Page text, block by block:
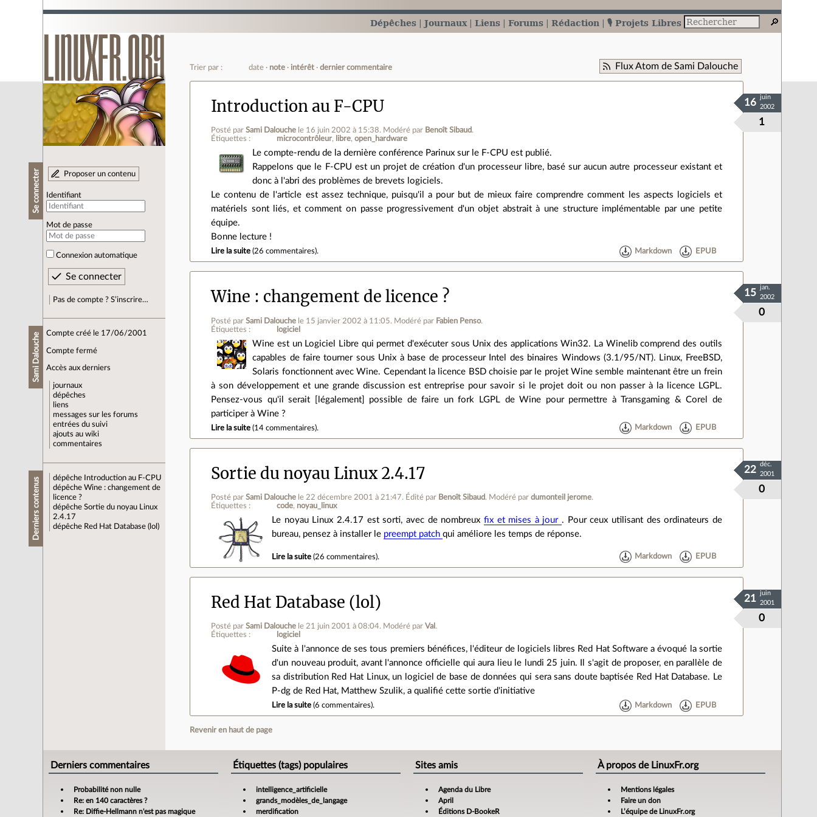
Dépêches Journaux Liens Forums Rédaction 🎙️ Projets Libres
Se connecter Proposer un contenu
Identifiant
Mot de passe
Connexion automatique
Pas de compte ? S’inscrire…
Sami Dalouche Compte créé le 17/06/2001
Compte fermé
Accès aux derniers
journaux
dépêches
liens
messages sur les forums
entrées du suivi
ajouts au wiki
commentaires
Derniers contenus dépêche
Introduction au F-CPU
dépêche Wine : changement de
licence ?
dépêche Sortie du noyau Linux
2.4.17
dépêche Red Hat Database (lol)
Flux Atom de Sami Dalouche
Trier par : date note intérêt dernier commentaire
Introduction au F-CPU
Posté parSami Dalouche le 16 juin 2002 à 15:38. Modéré par Benoît Sibaud.
Étiquettes :
microcontrôleur libre open_hardware
1
16
juin
2002
Le compte-rendu de la dernière conférence Parinux sur le F-CPU est publié.
Rappelons que le F-CPU est un projet de création d'un processeur libre, basé sur aucun autre processeur existant et
donc à l'abri des problèmes de brevets logiciels.
Le contenu de l'article est assez technique, puisqu'il a pour but de mieux faire comprendre comment les aspects logiciels et
matériels sont liés, et comment on passe progressivement d'un objet abstrait à une structure implémentable par une petite
équipe.
Bonne lecture !
Lire la suite (26 commentaires). Markdown EPUB
Wine : changement de licence ?
Posté parSami Dalouche le 15 janvier 2002 à 11:05. Modéré par Fabien Penso.
Étiquettes :
logiciel
0
15
jan.
2002
Wine est un Logiciel Libre qui permet d'exécuter sous Unix des applications Win32. La Winelib comprend des outils
capables de faire tourner sous Unix à base de processeur Intel des binaires Windows (3.1/95/NT). Linux, FreeBSD,
Solaris fonctionnent avec Wine. Cependant la licence BSD choisie par le projet Wine semble maintenant être un frein
à son développement et une grande discussion est entreprise pour savoir si le projet doit ou non passer à la licence LGPL.
Pensez-vous qu'il serait [légalement] possible de faire un fork LGPL de Wine pour permettre à Transgaming & Corel de
participer à Wine ?
Lire la suite (14 commentaires). Markdown EPUB
Sortie du noyau Linux 2.4.17
Posté parSami Dalouche le 22 décembre 2001 à 21:47. Édité par Benoît Sibaud. Modéré pardumonteil jerome.
Étiquettes :
code noyau_linux
0
22
déc.
2001
Le noyau Linux 2.4.17 est sorti, avec de nombreux fix et mises à jour . Pour ceux utilisant des ordinateurs de
bureau, pensez à installer le preempt patchqui améliore les temps de réponse.
Lire la suite (26 commentaires). Markdown EPUB
Red Hat Database (lol)
Posté parSami Dalouche le 21 juin 2001 à 08:04. Modéré parVal .
Étiquettes :
logiciel
0
21
juin
2001
Suite à l'annonce de ses tous premiers bénéfices, l'éditeur de logiciels libres Red Hat Software a évoqué la sortie
d'un nouveau produit, avant l'annonce officielle qui aura lieu le lundi 25 juin. Il s'agit de proposer, en parallèle de
sa distribution Red Hat Linux, un logiciel de base de données qui sera sans doute baptisée Red Hat Database. Le
P-dg de Red Hat, Matthew Szulik, a qualifié cette sortie d'initiative
Lire la suite (6 commentaires). Markdown EPUB
Revenir en haut de page
Derniers commentaires
Probabilité non nulle
Re: en 140 caractères ?
Re: Diffie-Hellmann n'est pas magique
Étiquettes (tags) populaires
intelligence_artificielle
grands_modèles_de_langage
merdification
Sites amis
Agenda du Libre
April
Éditions D-BookeR
À propos de LinuxFr.org
Mentions légales
Faire un don
L’équipe de LinuxFr.org